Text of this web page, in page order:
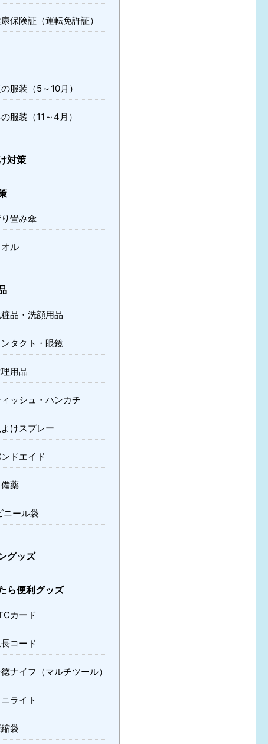
保険証（運転免許証）
服装（5～10月）
服装（11～4月）
対策
畳み傘
ル
品・洗顔用品
タクト・眼鏡
用品
ッシュ・ハンカチ
けスプレー
ドエイド
薬
ール袋
グッズ
ら便利グッズ
カード
コード
ナイフ（マルチツール）
ライト
袋